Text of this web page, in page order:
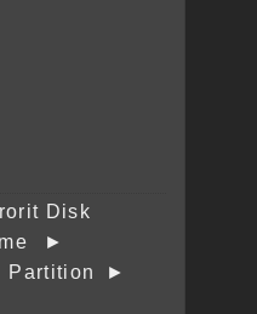
Disk
►
Partition
►